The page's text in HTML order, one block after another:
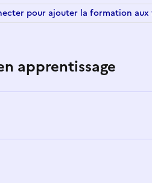
apprentissage
pour ajouter la formation aux